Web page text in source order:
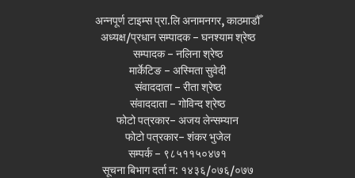
अन्नपूर्ण टाइम्स प्रा.लि अनामनगर, काठमाडौँ
अध्यक्ष/प्रधान सम्पादक - घनश्याम श्रेष्ठ
सम्पादक - नलिना श्रेष्ठ
मार्केटिङ - अस्मिता सुवेदी
संवाददाता - रीता श्रेष्ठ
संवाददाता - गोविन्द श्रेष्ठ
फोटो पत्रकार- अजय लेन्सम्यान
फोटो पत्रकार- शंकर भुजेल
सम्पर्क - ९८५११५०४७१
सूचना बिभाग दर्ता न: १४३६/०७६/०७७